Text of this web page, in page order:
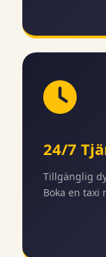
24/7
Tillgänglig
Boka en taxi